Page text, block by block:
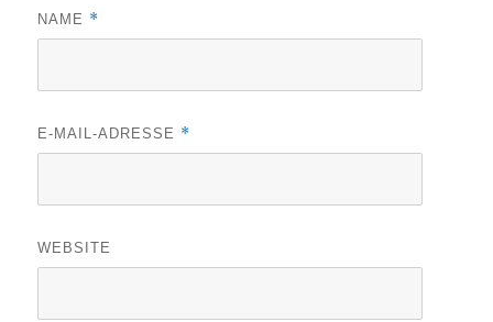
NAME *
E-MAIL-ADRESSE *
WEBSITE